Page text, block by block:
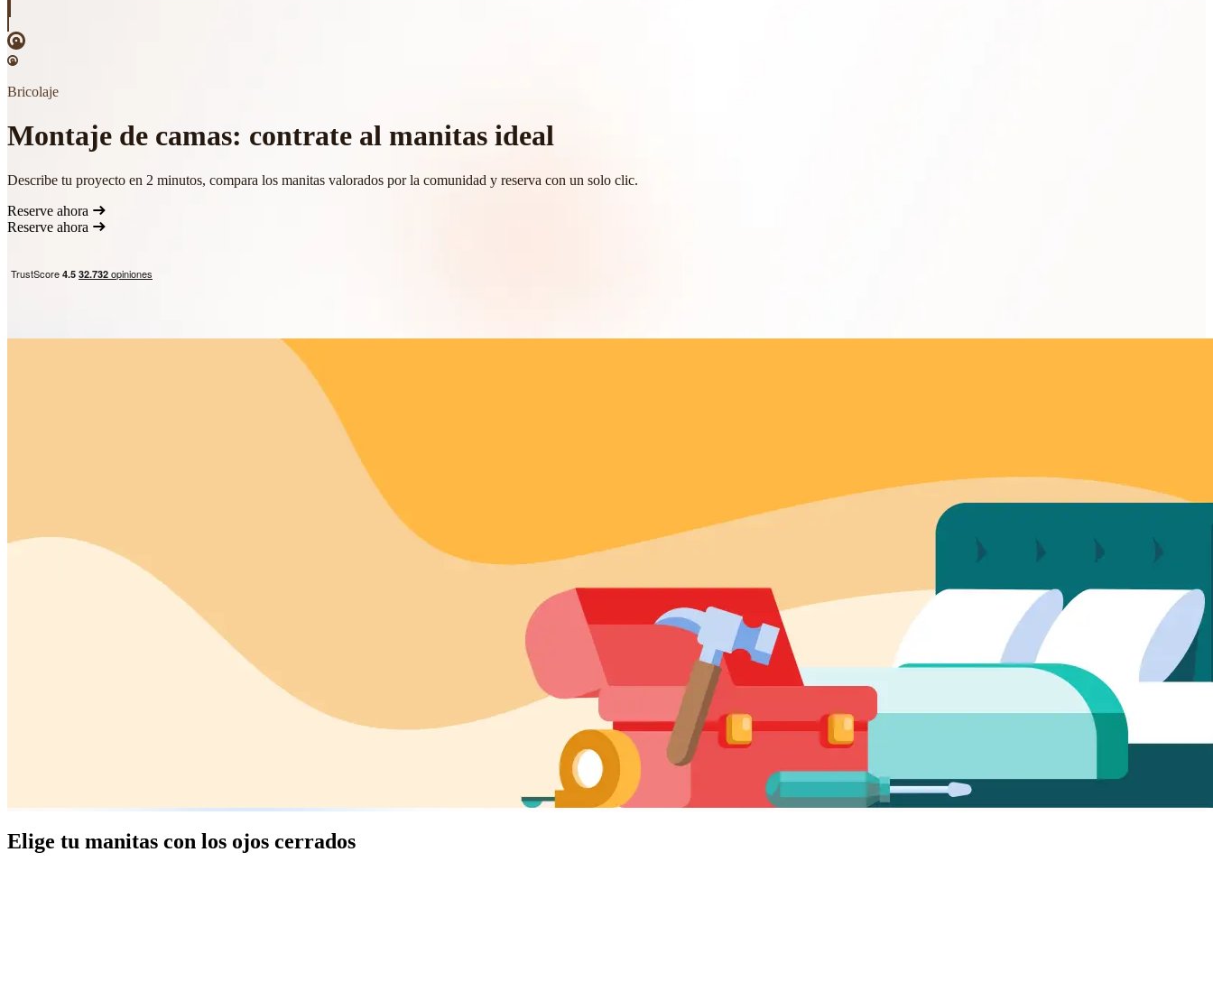
Bricolaje
Montaje de camas: contrate al manitas ideal
Describe tu proyecto en 2 minutos, compara los manitas valorados por la comunidad y reserva con un solo clic.
Reserve ahora
Reserve ahora
Elige tu manitas con los ojos cerrados